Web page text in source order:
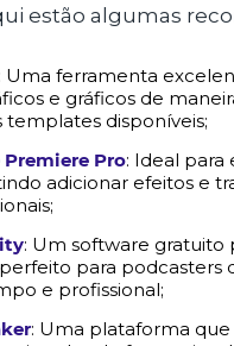
estão algumas
: Uma ferramenta
e gráficos de
templates disponíveis;
Premiere Pro: Ideal para
adicionar efeitos e
: Um software gratuito
para podcasters
e profissional;
: Uma plataforma